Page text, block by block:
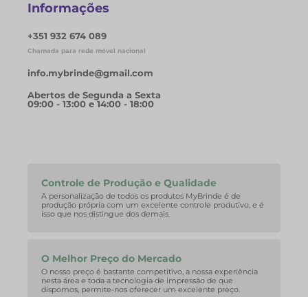
Informações
+351 932 674 089
Chamada para rede móvel nacional
info.mybrinde@gmail.com
Abertos de Segunda a Sexta
09:00 - 13:00 e 14:00 - 18:00
Controle de Produção e Qualidade
A personalização de todos os produtos MyBrinde é de
produção própria com um excelente controle produtivo, e é
isso que nos distingue dos demais.
O Melhor Preço do Mercado
O nosso preço é bastante competitivo, a nossa experiência
nesta área e toda a tecnologia de impressão de que
dispomos, permite-nos oferecer um excelente preço.